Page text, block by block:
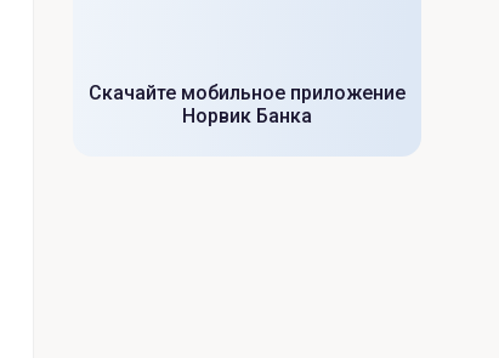
Скачайте мобильное приложение
Норвик Банка